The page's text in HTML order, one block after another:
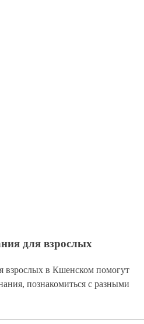
для взрослых
взрослых в Кшенском помогут
познакомиться с разными